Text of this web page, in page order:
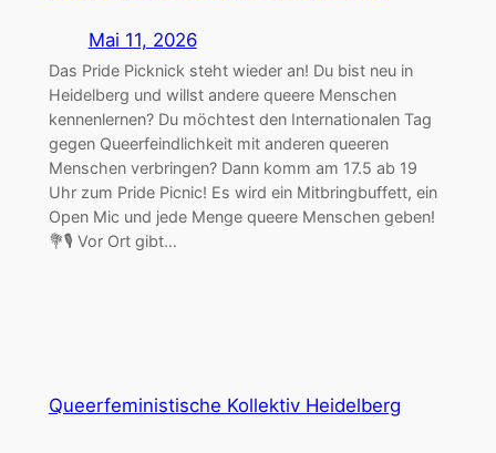
Mai 11, 2026
Das Pride Picknick steht wieder an! Du bist neu in
Heidelberg und willst andere queere Menschen
kennenlernen? Du möchtest den Internationalen Tag
gegen Queerfeindlichkeit mit anderen queeren
Menschen verbringen? Dann komm am 17.5 ab 19
Uhr zum Pride Picnic! Es wird ein Mitbringbuffett, ein
Open Mic und jede Menge queere Menschen geben!
💐🎙️ Vor Ort gibt…
Queerfeministische Kollektiv Heidelberg